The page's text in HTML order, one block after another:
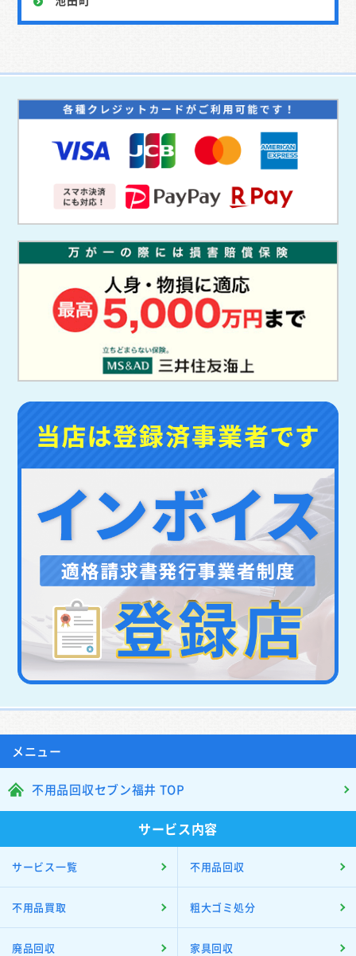
メニュー
不用品回収セブン福井 TOP
サービス内容
サービス一覧 不用品回収
不用品買取 粗大ゴミ処分
廃品回収 家具回収